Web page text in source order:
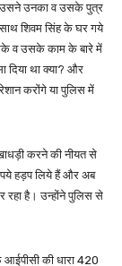
उसने उनका व उसके पुत्र
शिवम सिंह के घर गये
व उसके काम के बारे में
था क्या? और
करोंगे या पुलिस में
करने की नीयत से
हड़प लिये हैं और अब
रहा है। उन्होंने पुलिस से
की धारा 420